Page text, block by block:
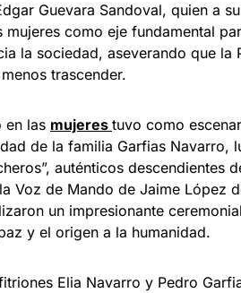
Guevara Sandoval, quien a
mujeres como eje fundamental
la sociedad, aseverando que la
trascender.
en las mujeres tuvo como
de la familia Garfias Navarro,
auténticos descendientes
Voz de Mando de Jaime López
un impresionante
y el origen a la humanidad.
Elia Navarro y Pedro